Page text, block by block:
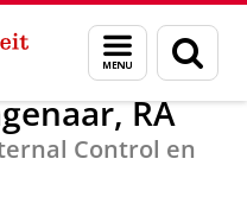
Menu
en
zoeken
Wagenaar, RA
RA
Control en